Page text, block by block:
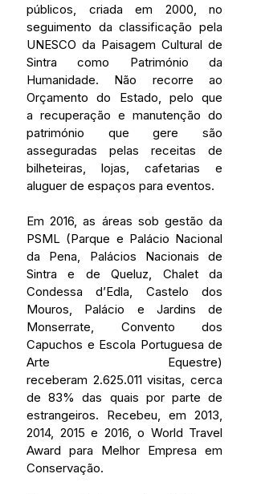
públicos, criada em 2000, no
seguimento da classificação pela
UNESCO da Paisagem Cultural de
Sintra como Património da
Humanidade. Não recorre ao
Orçamento do Estado, pelo que
a recuperação e manutenção do
património que gere são
asseguradas pelas receitas de
bilheteiras, lojas, cafetarias e
aluguer de espaços para eventos.
Em 2016, as áreas sob gestão da
PSML (Parque e Palácio Nacional
da Pena, Palácios Nacionais de
Sintra e de Queluz, Chalet da
Condessa d’Edla, Castelo dos
Mouros, Palácio e Jardins de
Monserrate, Convento dos
Capuchos e Escola Portuguesa de
Arte Equestre)
receberam 2.625.011 visitas, cerca
de 83% das quais por parte de
estrangeiros. Recebeu, em 2013,
2014, 2015 e 2016, o World Travel
Award para Melhor Empresa em
Conservação.